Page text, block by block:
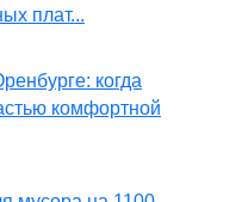
плат...
когда
комфортной